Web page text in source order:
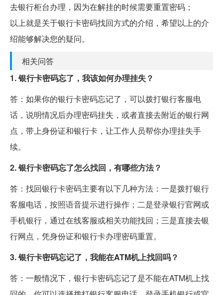
去银行柜台办理，因为在解挂的时候需要重置密码；
以上就是关于银行卡密码找回方式的介绍，希望以上的介
绍能够解决您的疑问。
相关问答
1. 银行卡密码忘了，我该如何办理挂失？
答：如果你的银行卡密码忘记了，可以拨打银行客服电
话，说明情况后办理密码挂失，或者直接去附近的银行网
点，带上身份证和银行卡，让工作人员帮你办理挂失手
续。
2. 银行卡密码忘了怎么找回，有哪些方法？
答：找回银行卡密码主要有以下几种方法：一是拨打银行
客服电话，按照语音提示进行操作；二是登录银行官网或
手机银行，通过在线客服或相关功能找回；三是直接去银
行网点，凭身份证和银行卡办理密码重置。
3. 银行卡密码忘记了，我能在ATM机上找回吗？
答：一般情况下，银行卡密码忘记了是不能在ATM机上找